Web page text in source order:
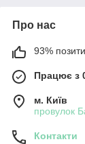
Про нас
93%
Працює з
м. Київ
провулок
Контакти